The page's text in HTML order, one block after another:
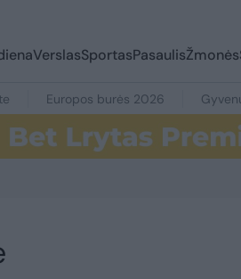
VerslasSportasPasaulisŽmonės
Europos burės 2026